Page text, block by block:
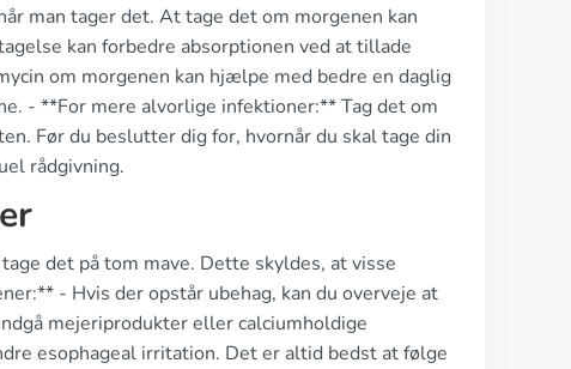
man tager det. At tage det om morgenen kan
kan forbedre absorptionen ved at tillade
om morgenen kan hjælpe med bedre en daglig
- **For mere alvorlige infektioner:** Tag det om
Før du beslutter dig for, hvornår du skal tage din
rådgivning.
det på tom mave. Dette skyldes, at visse
- Hvis der opstår ubehag, kan du overveje at
mejeriprodukter eller calciumholdige
esophageal irritation. Det er altid bedst at følge